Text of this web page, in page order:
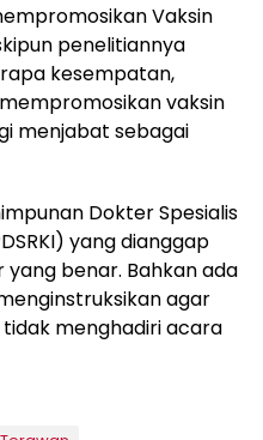
Vaksin
penelitiannya
kesempatan,
vaksin
menjabat sebagai
Dokter Spesialis
yang dianggap
yang benar. Bahkan ada
agar
menghadiri acara